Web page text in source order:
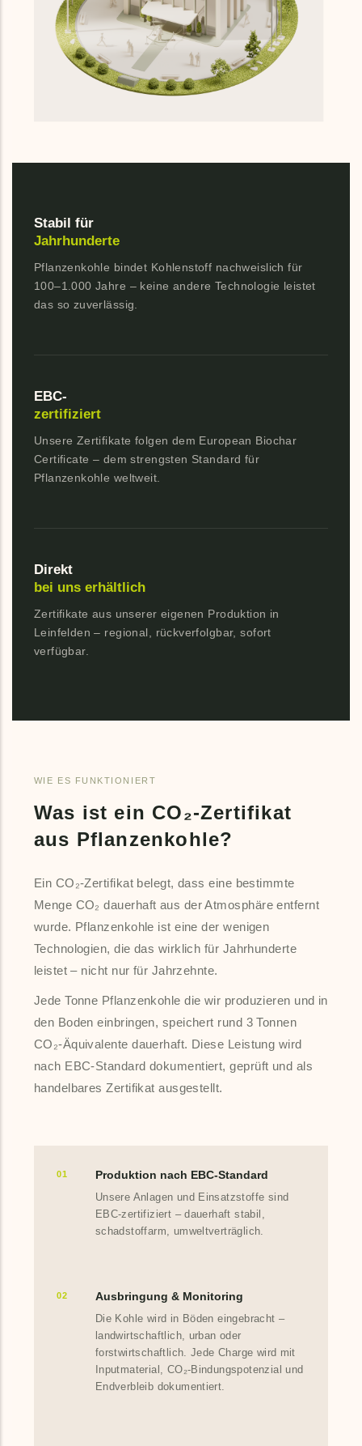
Stabil für
Jahrhunderte
Pflanzenkohle bindet Kohlenstoff nachweislich für
100–1.000 Jahre – keine andere Technologie leistet
das so zuverlässig.
EBC-
zertifiziert
Unsere Zertifikate folgen dem European Biochar
Certificate – dem strengsten Standard für
Pflanzenkohle weltweit.
Direkt
bei uns erhältlich
Zertifikate aus unserer eigenen Produktion in
Leinfelden – regional, rückverfolgbar, sofort
verfügbar.
WIE ES FUNKTIONIERT
Was ist ein CO₂-Zertifikat
aus Pflanzenkohle?
Ein CO₂-Zertifikat belegt, dass eine bestimmte
Menge CO₂ dauerhaft aus der Atmosphäre entfernt
wurde. Pflanzenkohle ist eine der wenigen
Technologien, die das wirklich für Jahrhunderte
leistet – nicht nur für Jahrzehnte.
Jede Tonne Pflanzenkohle die wir produzieren und in
den Boden einbringen, speichert rund 3 Tonnen
CO₂-Äquivalente dauerhaft. Diese Leistung wird
nach EBC-Standard dokumentiert, geprüft und als
handelbares Zertifikat ausgestellt.
01 Produktion nach EBC-Standard
Unsere Anlagen und Einsatzstoffe sind
EBC-zertifiziert – dauerhaft stabil,
schadstoffarm, umweltverträglich.
02 Ausbringung & Monitoring
Die Kohle wird in Böden eingebracht –
landwirtschaftlich, urban oder
forstwirtschaftlich. Jede Charge wird mit
Inputmaterial, CO₂-Bindungspotenzial und
Endverbleib dokumentiert.